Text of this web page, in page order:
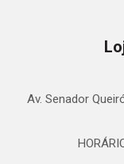
Av. Senador